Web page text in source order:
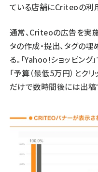
ている店舗にCriteoの利
通常、Criteoの広告を実
タの作成・提出、タグの
る。「Yahoo!ショッピング
「予算（最低5万円）とク
だけで数時間後には出稿で